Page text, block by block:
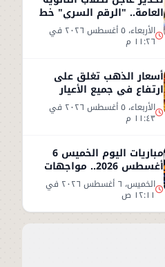
العامة.. "الرقم السري" خط
أحمر الأربعاء، ٥ أغسطس ٢٠٢٦ في
١١:٢٦ م
أسعار الذهب تغلق على
ارتفاع في جميع الأعيار
الأربعاء، ٥ أغسطس ٢٠٢٦ في
١١:٤٣ م
مباريات اليوم الخميس 6
أغسطس 2026.. مواجهات
نارية في التصفيات
الأوروبية والوديات الخميس، ٦ أغسطس ٢٠٢٦ في
١٢:١١ ص